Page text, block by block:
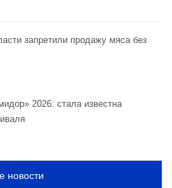
запретили продажу мяса без
2026: стала известна
новости